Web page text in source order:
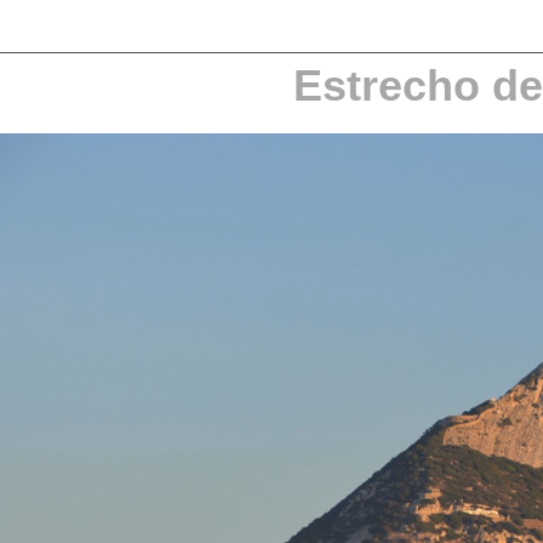
Estrecho